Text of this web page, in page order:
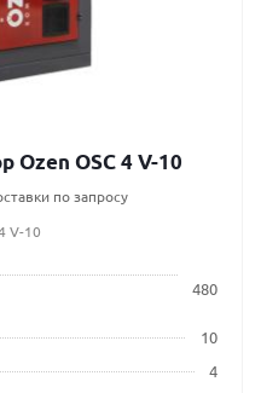
Ozen OSC 4 V-10
по запросу
V-10
480
10
4